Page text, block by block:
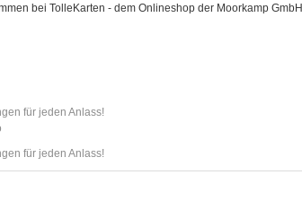
bei TolleKarten - dem Onlineshop der Moorkamp GmbH